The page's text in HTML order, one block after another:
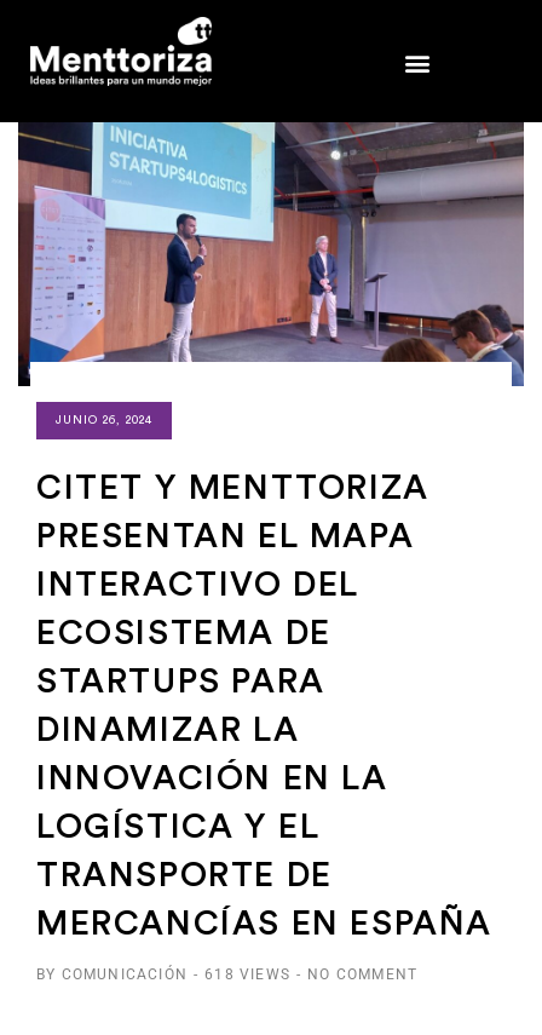
JUNIO 26, 2024
CITET Y MENTTORIZA
PRESENTAN EL MAPA
INTERACTIVO DEL
ECOSISTEMA DE
STARTUPS PARA
DINAMIZAR LA
INNOVACIÓN EN LA
LOGÍSTICA Y EL
TRANSPORTE DE
MERCANCÍAS EN ESPAÑA
BY COMUNICACIÓN - 618 VIEWS - NO COMMENT